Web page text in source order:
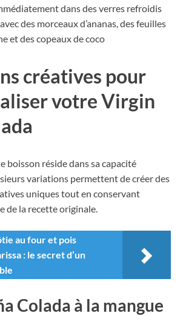
dans des verres refroidis
des morceaux d’ananas, des feuilles
et des copeaux de coco
créatives pour
votre Virgin
boisson réside dans sa capacité
variations permettent de créer des
uniques tout en conservant
de la recette originale.
au four et pois
: le secret d’un
Colada à la mangue